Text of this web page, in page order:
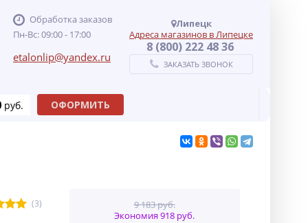
Обработка заказов
Пн-Вс: 09:00 - 17:00
etalonlip@yandex.ru
Липецк
Адреса магазинов в Липецке
8 (800) 222 48 36
ЗАКАЗАТЬ ЗВОНОК
руб. ОФОРМИТЬ
(3)
9 183 руб.
Экономия 918 руб.